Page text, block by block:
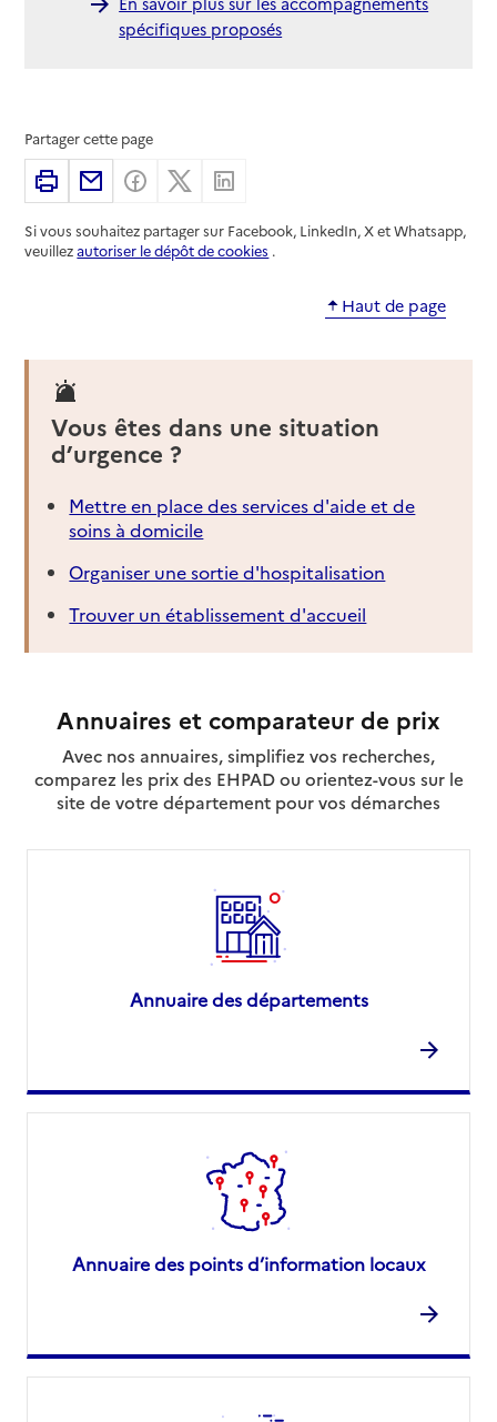
spécifiques proposés
Partager cette page
ImprimerPartager par email
Partager sur Facebook
Partager sur X
Si vous souhaitez partager sur Facebook, LinkedIn, X et Whatsapp,
veuillezautoriser le dépôt de cookies .
Haut de page
Vous êtes dans une situation
d’urgence ?
Mettre en place des services d'aide et de
soins à domicile
Organiser une sortie d'hospitalisation
Trouver un établissement d'accueil
Annuaires et comparateur de prix
Avec nos annuaires, simplifiez vos recherches,
comparez les prix des EHPAD ou orientez-vous sur le
site de votre département pour vos démarches
Annuaire des départements
Annuaire des points d’information locaux